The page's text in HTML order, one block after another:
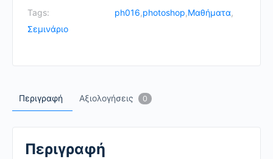
Healing
Brush
Tool
Tags:
ph016,photoshop,Μαθήματα,
Σεμινάριο
Περιγραφή Αξιολογήσεις 0
Περιγραφή